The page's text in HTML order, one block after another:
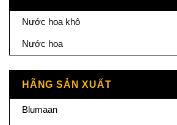
Nước hoa khô
Nước hoa
HÃNG SẢN XUẤT
Blumaan